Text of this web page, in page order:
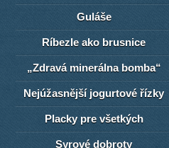
Guláše
Ríbezle ako brusnice
„Zdravá minerálna bomba“
Nejúžasnější jogurtové řízky
Placky pre všetkých
Syrové dobroty